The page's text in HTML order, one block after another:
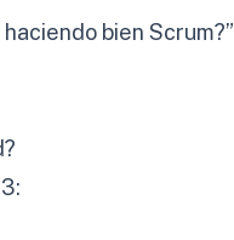
bien Scrum?”